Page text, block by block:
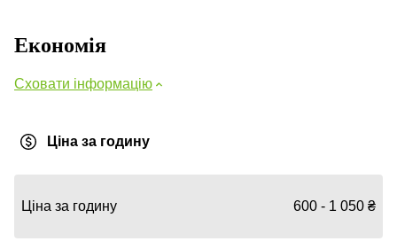
Економія
Сховати інформацію
Ціна за годину
Ціна за годину 600 - 1 050 ₴